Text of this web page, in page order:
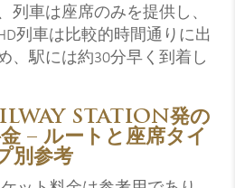
列車は座席のみを提供し、
列車は比較的時間通りに出
、駅には約30分早く到着し
STATION発の
– ルートと座席タイ
別参考